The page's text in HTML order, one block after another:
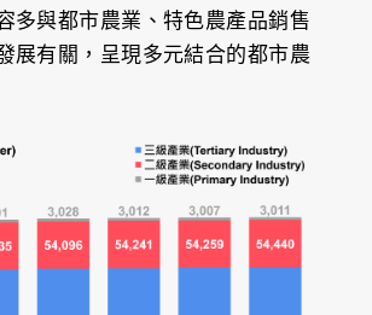
多與都市農業、特色農產品銷售
展有關，呈現多元結合的都市農